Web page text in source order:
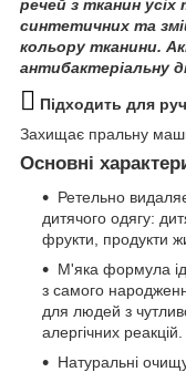
речей з тканин усіх
синтетичних та
кольору тканини.
антибактеріальну
Підходить для
Захищає пральну
Основні
Ретельно
дитячого одягу:
фрукти, продукти
М'яка формула
з самого
для людей з
алергічних
Натуральні